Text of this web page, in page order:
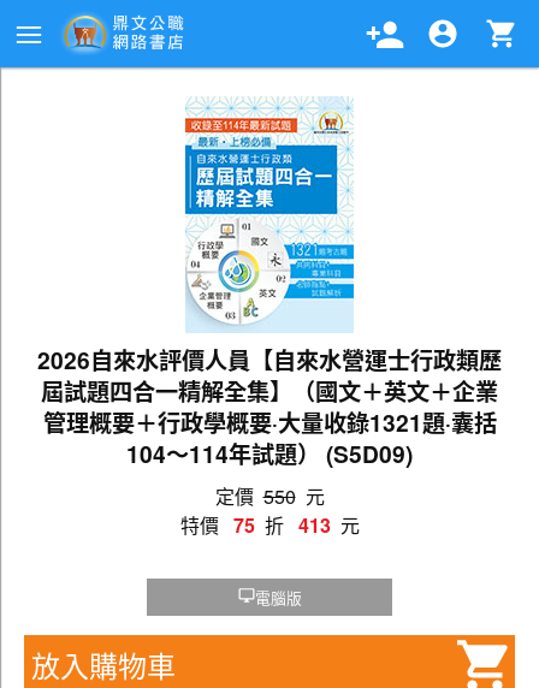
2026自來水評價人員【自來水營運士行政類歷
屆試題四合一精解全集】（國文＋英文＋企業
管理概要＋行政學概要‧大量收錄1321題‧囊括
104～114年試題） (S5D09)
定價 550 元
特價 75 折 413 元
電腦版
放入購物車